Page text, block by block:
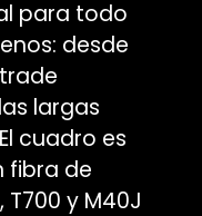
para todo
desde
largas
cuadro es
fibra de
y M40J